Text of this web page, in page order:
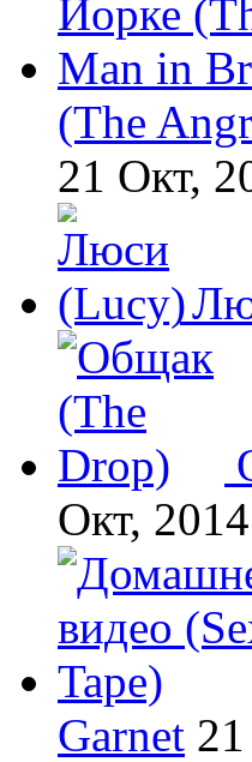
(The
21 Окт,
Окт, 2014
Garnet